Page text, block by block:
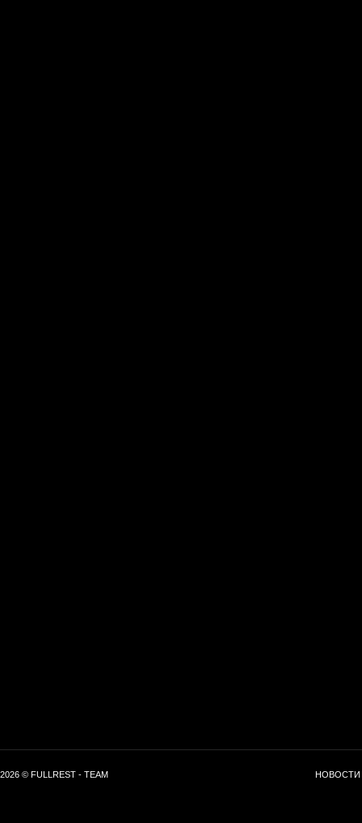
2026 © FULLREST - TEAM НОВОСТИ